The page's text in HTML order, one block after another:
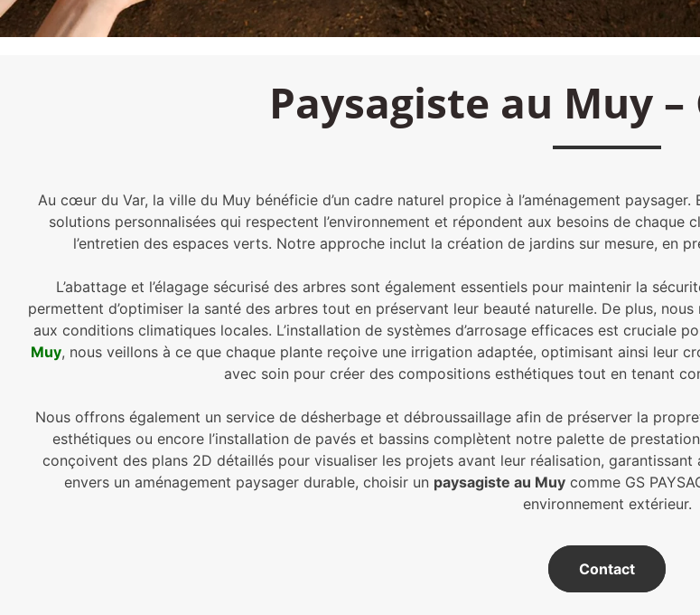
Paysagiste au Muy –
Au cœur du Var, la ville du Muy bénéficie d’un cadre naturel propice à l’aménagement paysager.
solutions personnalisées qui respectent l’environnement et répondent aux besoins de chaque
l’entretien des espaces verts. Notre approche inclut la création de jardins sur mesure, en
L’abattage et l’élagage sécurisé des arbres sont également essentiels pour maintenir la
permettent d’optimiser la santé des arbres tout en préservant leur beauté naturelle. De plus,
aux conditions climatiques locales. L’installation de systèmes d’arrosage efficaces est cruciale
Muy, nous veillons à ce que chaque plante reçoive une irrigation adaptée, optimisant ainsi leur
avec soin pour créer des compositions esthétiques tout en tenant
Nous offrons également un service de désherbage et débroussaillage afin de préserver la
esthétiques ou encore l’installation de pavés et bassins complètent notre palette de
conçoivent des plans 2D détaillés pour visualiser les projets avant leur réalisation,
envers un aménagement paysager durable, choisir un paysagiste au Muy comme GS
environnement extérieur.
Contact